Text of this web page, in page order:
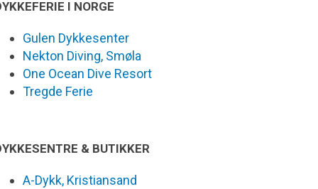
I NORGE
Gulen Dykkesenter
Nekton Diving, Smøla
One Ocean Dive Resort
Tregde Ferie
& BUTIKKER
A-Dykk, Kristiansand